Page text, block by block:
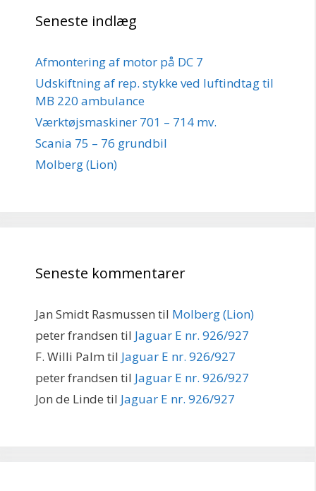
Seneste indlæg
Afmontering af motor på DC 7
Udskiftning af rep. stykke ved luftindtag til
MB 220 ambulance
Værktøjsmaskiner 701 – 714 mv.
Scania 75 – 76 grundbil
Molberg (Lion)
Seneste kommentarer
Jan Smidt Rasmussen til Molberg (Lion)
peter frandsen til Jaguar E nr. 926/927
F. Willi Palm til Jaguar E nr. 926/927
peter frandsen til Jaguar E nr. 926/927
Jon de Linde til Jaguar E nr. 926/927